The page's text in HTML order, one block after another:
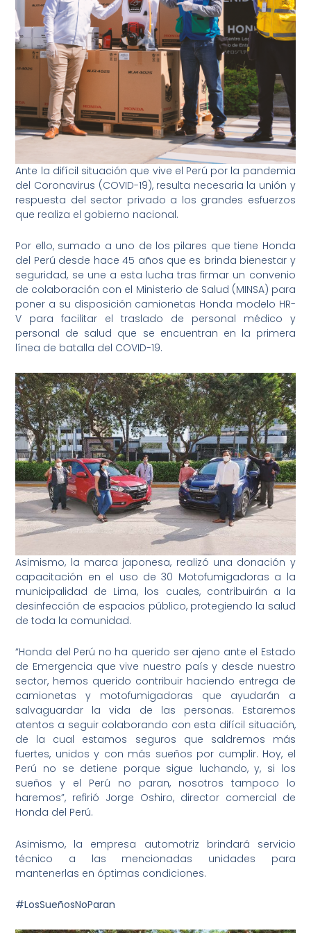
Ante la difícil situación que vive el Perú por la pandemia
del Coronavirus (COVID-19), resulta necesaria la unión y
respuesta del sector privado a los grandes esfuerzos
que realiza el gobierno nacional.
Por ello, sumado a uno de los pilares que tiene Honda
del Perú desde hace 45 años que es brinda bienestar y
seguridad, se une a esta lucha tras firmar un convenio
de colaboración con el Ministerio de Salud (MINSA) para
poner a su disposición camionetas Honda modelo HR-
V para facilitar el traslado de personal médico y
personal de salud que se encuentran en la primera
línea de batalla del COVID-19.
Asimismo, la marca japonesa, realizó una donación y
capacitación en el uso de 30 Motofumigadoras a la
municipalidad de Lima, los cuales, contribuirán a la
desinfección de espacios público, protegiendo la salud
de toda la comunidad.
“Honda del Perú no ha querido ser ajeno ante el Estado
de Emergencia que vive nuestro país y desde nuestro
sector, hemos querido contribuir haciendo entrega de
camionetas y motofumigadoras que ayudarán a
salvaguardar la vida de las personas. Estaremos
atentos a seguir colaborando con esta difícil situación,
de la cual estamos seguros que saldremos más
fuertes, unidos y con más sueños por cumplir. Hoy, el
Perú no se detiene porque sigue luchando, y, si los
sueños y el Perú no paran, nosotros tampoco lo
haremos”, refirió Jorge Oshiro, director comercial de
Honda del Perú.
Asimismo, la empresa automotriz brindará servicio
técnico a las mencionadas unidades para
mantenerlas en óptimas condiciones.
#LosSueñosNoParan